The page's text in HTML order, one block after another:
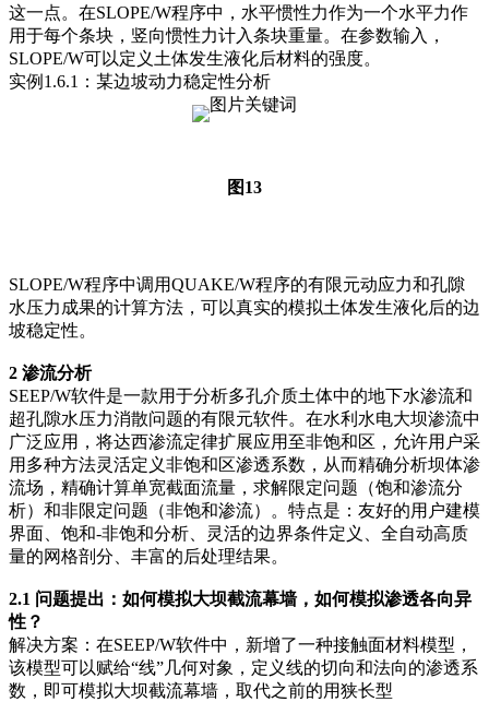
这一点。在SLOPE/W程序中，水平惯性力作为一个水平力作
用于每个条块，竖向惯性力计入条块重量。在参数输入，
SLOPE/W可以定义土体发生液化后材料的强度。
实例1.6.1：某边坡动力稳定性分析
图13
SLOPE/W程序中调用QUAKE/W程序的有限元动应力和孔隙
水压力成果的计算方法，可以真实的模拟土体发生液化后的边
坡稳定性。
2 渗流分析
SEEP/W软件是一款用于分析多孔介质土体中的地下水渗流和
超孔隙水压力消散问题的有限元软件。在水利水电大坝渗流中
广泛应用，将达西渗流定律扩展应用至非饱和区，允许用户采
用多种方法灵活定义非饱和区渗透系数，从而精确分析坝体渗
流场，精确计算单宽截面流量，求解限定问题（饱和渗流分
析）和非限定问题（非饱和渗流）。特点是：友好的用户建模
界面、饱和-非饱和分析、灵活的边界条件定义、全自动高质
量的网格剖分、丰富的后处理结果。
2.1 问题提出：如何模拟大坝截流幕墙，如何模拟渗透各向异
性？
解决方案：在SEEP/W软件中，新增了一种接触面材料模型，
该模型可以赋给“线”几何对象，定义线的切向和法向的渗透系
数，即可模拟大坝截流幕墙，取代之前的用狭长型